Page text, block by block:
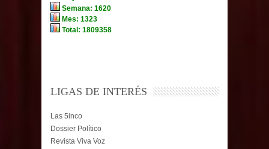
LIGAS DE INTERÉS
Las 5inco
Dossier Político
Revista Viva Voz